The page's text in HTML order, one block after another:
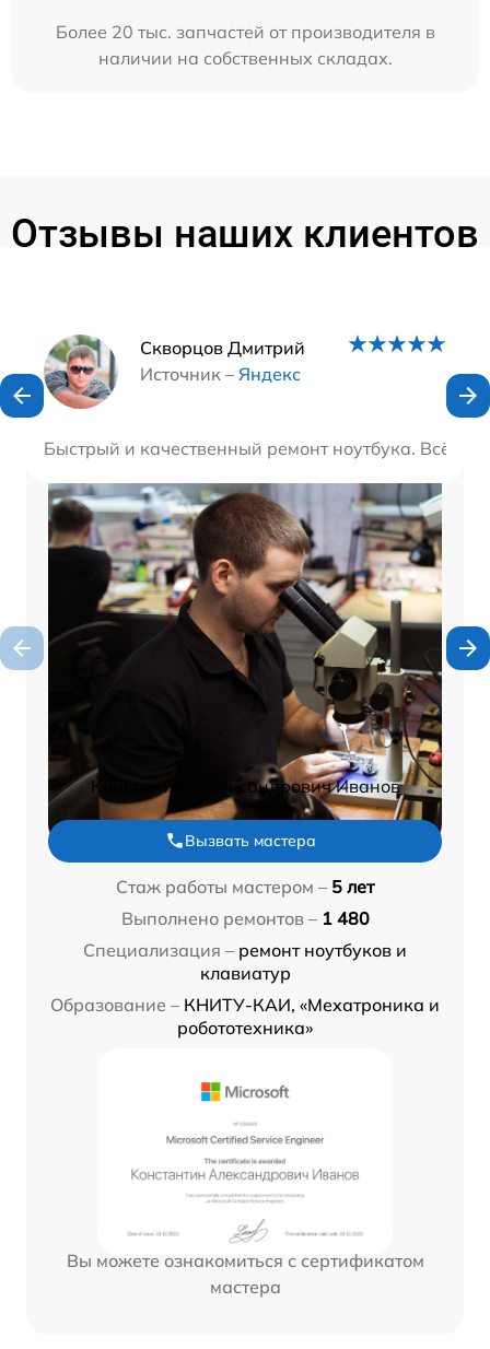
Более 20 тыс. запчастей от производителя в
наличии на собственных складах.
Отзывы наших клиентов
Скворцов Дмитрий
Источник – Яндекс
Быстрый и качественный ремонт ноутбука. Всё
Наши мастера
Константин Александрович Иванов
Вызвать мастера
Стаж работы мастером – 5 лет
Выполнено ремонтов – 1 480
Специализация – ремонт ноутбуков и
клавиатур
Образование – КНИТУ-КАИ, «Мехатроника и
робототехника»
Вы можете ознакомиться с сертификатом
мастера